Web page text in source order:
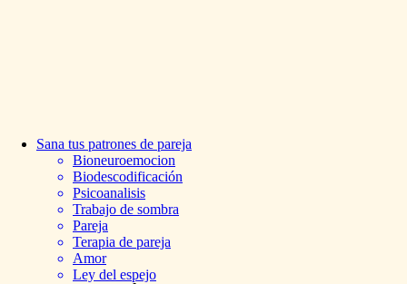
Sana tus patrones de pareja
Bioneuroemocion
Biodescodificación
Psicoanalisis
Trabajo de sombra
Pareja
Terapia de pareja
Amor
Ley del espejo